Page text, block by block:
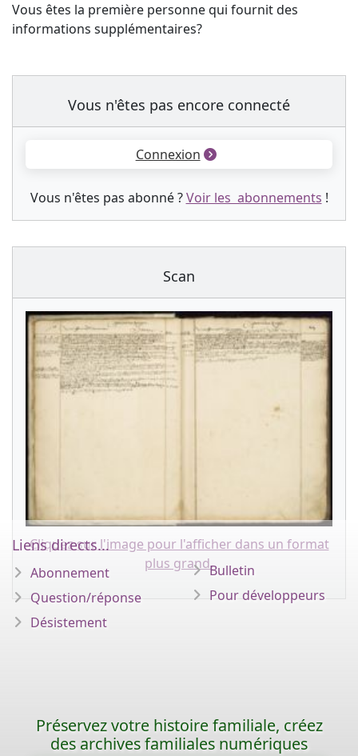
Vous êtes la première personne qui fournit des
informations supplémentaires?
Vous n'êtes pas encore connecté
Connexion
Vous n'êtes pas abonné ?Voir les abonnements !
Scan
Cliquez sur l'image pour l'afficher dans un format
plus grand.
Liens directs...
Abonnement
Question/réponse
Désistement
Bulletin
Pour développeurs
Préservez votre histoire familiale, créez
des archives familiales numériques